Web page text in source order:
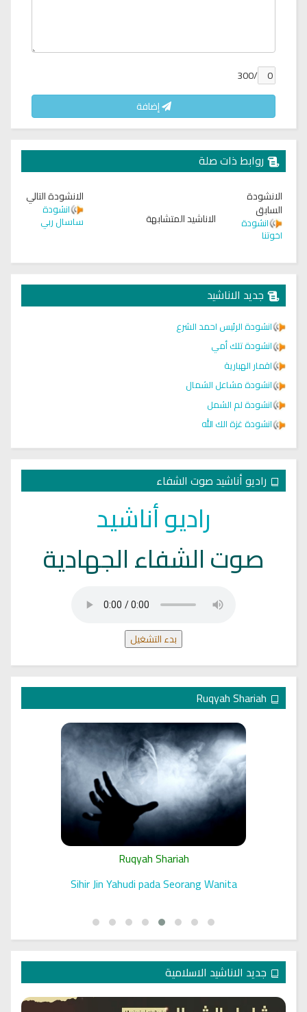
/300
إضافة
روابط ذات صلة
الانشودة
السابق
انشودة
اخوتنا
الاناشيد المتشابهة
الانشودة التالي
انشودة
ساسال ربي
جديد الاناشيد
انشودة الرئيس احمد الشرع
انشودة تلك أمي
اقمار الهبارية
انشودة مشاعل الشمال
انشودة لم الشمل
انشودة غزة الك الله
راديو أناشيد صوت الشفاء
راديو أناشيد
صوت الشفاء الجهادية
بدء التشغيل
Ruqyah Shariah
Sihir Jin Yahudi pada Seorang Wanita
جديد الاناشيد الاسلامية